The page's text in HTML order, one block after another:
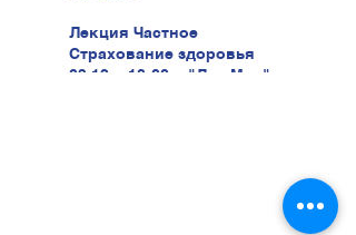
Лекция Частное
Страхование здоровья
03.12 в 18:00 в "Лао Мао" ул.